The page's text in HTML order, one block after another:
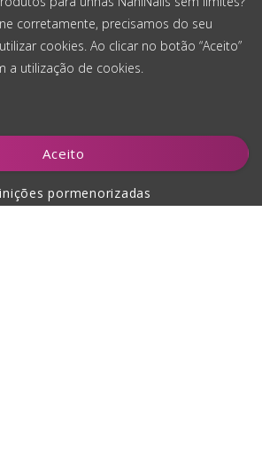
corretamente, precisamos do seu
cookies. Ao clicar no botão “Aceito”
a utilização de cookies.
Aceito
pormenorizadas
ao carrinho